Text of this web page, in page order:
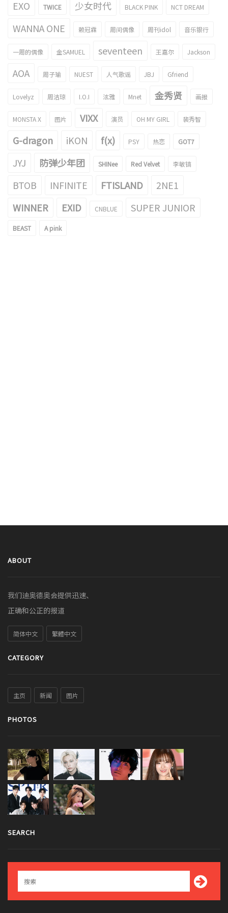
EXO TWICE 少女时代 BLACK PINK NCT DREAM
WANNA ONE 赖冠霖 周间偶像 周刊idol 音乐银行
一周的偶像 金SAMUEL seventeen 王嘉尔 Jackson
AOA 周子瑜 NUEST 人气歌谣 JBJ Gfriend
Lovelyz 周洁琼 I.O.I 泫雅 Mnet 金秀贤 画报
MONSTA X 图片 VIXX 演员 OH MY GIRL 裴秀智
G-dragon iKON f(x) PSY 热恋 GOT7
JYJ 防弹少年团 SHINee Red Velvet 李敏镐
BTOB INFINITE FTISLAND
2NE1
WINNER
EXID CNBLUE SUPER JUNIOR
BEAST A pink
ABOUT
我们迪奥德奥会提供迅速、
正确和公正的报道
简体中文 繁體中文
CATEGORY
主页 新闻 图片
PHOTOS
SEARCH